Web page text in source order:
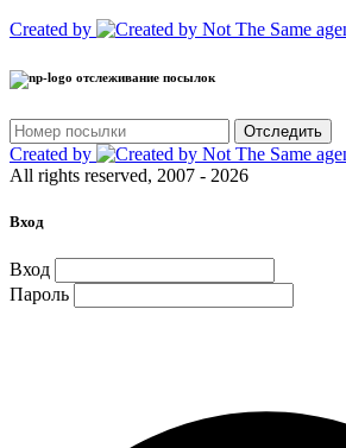
Created by
отслеживание посылок
Отследить
Created by
All rights reserved, 2007 - 2026
Вход
Вход
Пароль